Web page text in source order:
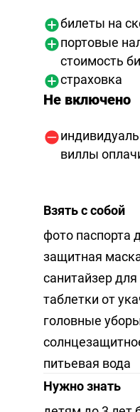
билеты на
портовые
стоимость
страховка
Не включено
виллы
Взять с собой
фото паспорта
защитная
санитайзер для
таблетки от
головные
питьевая вода
Нужно знать